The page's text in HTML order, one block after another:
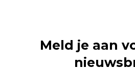
Meld je aan